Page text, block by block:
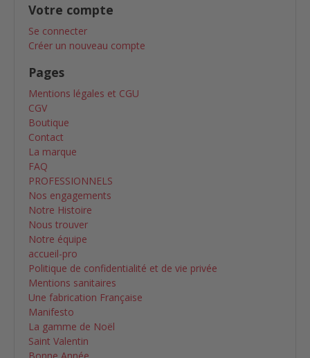
Votre compte
Se connecter
Créer un nouveau compte
Pages
Mentions légales et CGU
CGV
Boutique
Contact
La marque
FAQ
PROFESSIONNELS
Nos engagements
Notre Histoire
Nous trouver
Notre équipe
accueil-pro
Politique de confidentialité et de vie privée
Mentions sanitaires
Une fabrication Française
Manifesto
La gamme de Noël
Saint Valentin